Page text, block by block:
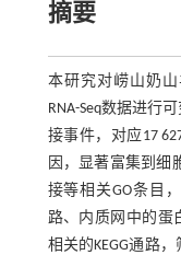
摘要
本研究对崂山奶
RNA-Seq数据进行
接事件，对应17
因，显著富集到细
接等相关GO条目
路、内质网中的蛋
相关的KEGG通路